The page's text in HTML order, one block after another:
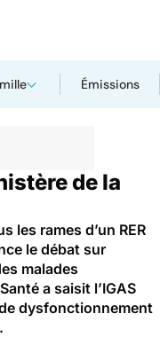
Émissions
de la
les rames d’un RER
le débat sur
malades
a saisit l’IGAS
de dysfonctionnement